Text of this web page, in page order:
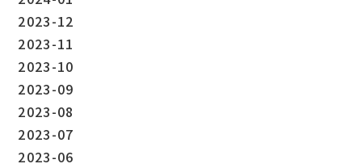
2023-12
2023-11
2023-10
2023-09
2023-08
2023-07
2023-06